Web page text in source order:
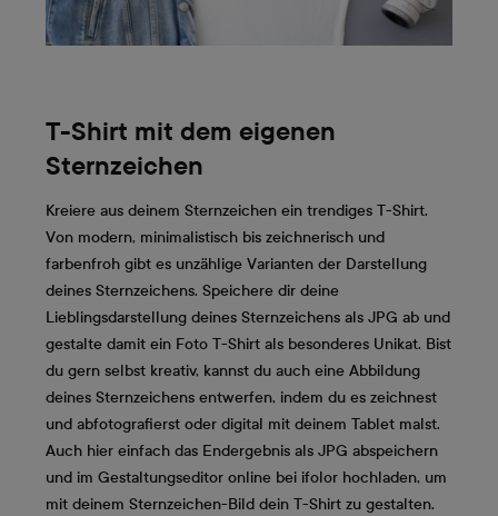
T-Shirt mit dem eigenen
Sternzeichen
Kreiere aus deinem Sternzeichen ein trendiges T-Shirt.
Von modern, minimalistisch bis zeichnerisch und
farbenfroh gibt es unzählige Varianten der Darstellung
deines Sternzeichens. Speichere dir deine
Lieblingsdarstellung deines Sternzeichens als JPG ab und
gestalte damit ein Foto T-Shirt als besonderes Unikat. Bist
du gern selbst kreativ, kannst du auch eine Abbildung
deines Sternzeichens entwerfen, indem du es zeichnest
und abfotografierst oder digital mit deinem Tablet malst.
Auch hier einfach das Endergebnis als JPG abspeichern
und im Gestaltungseditor online bei ifolor hochladen, um
mit deinem Sternzeichen-Bild dein T-Shirt zu gestalten.